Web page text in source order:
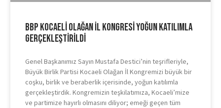
BBP Kocaeli Olağan İl Kongresi Yoğun Katılımla
Gerçekleştirildi
Genel Başkanımız Sayın Mustafa Destici’nin teşrifleriyle,
Büyük Birlik Partisi Kocaeli Olağan İl Kongremizi büyük bir
coşku, birlik ve beraberlik içerisinde, yoğun katılımla
gerçekleştirdik. Kongremizin teşkilatımıza, Kocaeli’mize
ve partimize hayırlı olmasını diliyor; emeği geçen tüm